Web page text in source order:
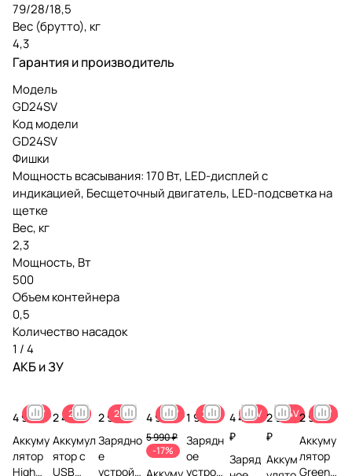
79/28/18,5
Вес (брутто), кг
4,3
Гарантия и производитель
Модель
GD24SV
Код модели
GD24SV
Фишки
Мощность всасывания: 170 Вт, LED-дисплей с
индикацией, Бесщеточный двигатель, LED-подсветка на
щетке
Вес, кг
2,3
Мощность, Вт
500
Объем контейнера
0,5
Количество насадок
1 / 4
АКБ и ЗУ
24V
4 990 ₽
Аккуму
лятор
High
24V
2 490 ₽
Аккумул
ятор с
USB
24V
2 990 ₽
Зарядно
е
устройст
24V
4 990 ₽
5 990 ₽
-17%
24V
1 990 ₽
Зарядн
ое
устройс
24V
4 490
₽
Заряд
24V
2 990
₽
Аккум
24V
2 990 ₽
Аккуму
лятор
Greenw